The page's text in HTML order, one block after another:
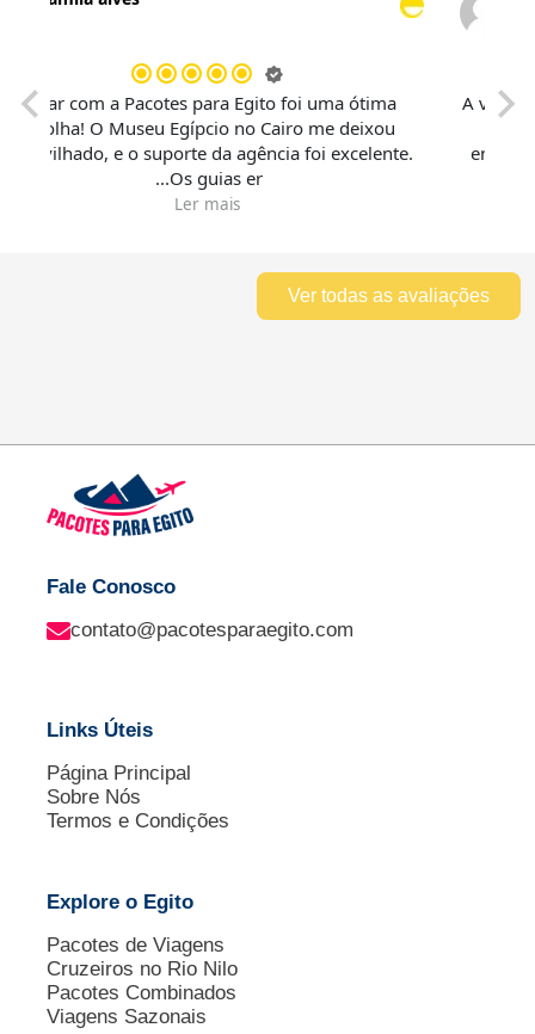
Viajar com a Pacotes para Egito foi uma ótima
escolha! O Museu Egípcio no Cairo me deixou
maravilhado, e o suporte da agência foi excelente.
Os guias er...
Ver todas as avaliações
Fale Conosco
contato@pacotesparaegito.com
Links Úteis
Página Principal
Sobre Nós
Termos e Condições
Explore o Egito
Pacotes de Viagens
Cruzeiros no Rio Nilo
Pacotes Combinados
Viagens Sazonais